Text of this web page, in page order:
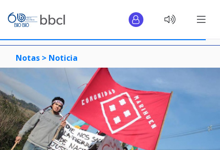
Notas > Noticia